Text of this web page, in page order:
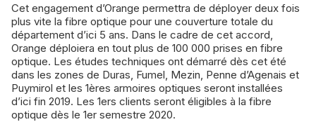
Cet engagement d’Orange permettra de déployer deux fois
plus vite la fibre optique pour une couverture totale du
département d’ici 5 ans. Dans le cadre de cet accord,
Orange déploiera en tout plus de 100 000 prises en fibre
optique. Les études techniques ont démarré dès cet été
dans les zones de Duras, Fumel, Mezin, Penne d’Agenais et
Puymirol et les 1ères armoires optiques seront installées
d’ici fin 2019. Les 1ers clients seront éligibles à la fibre
optique dès le 1er semestre 2020.